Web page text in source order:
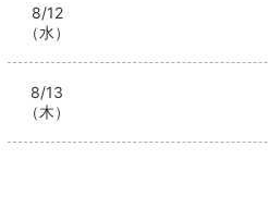
8/12
（水）
8/13
（木）